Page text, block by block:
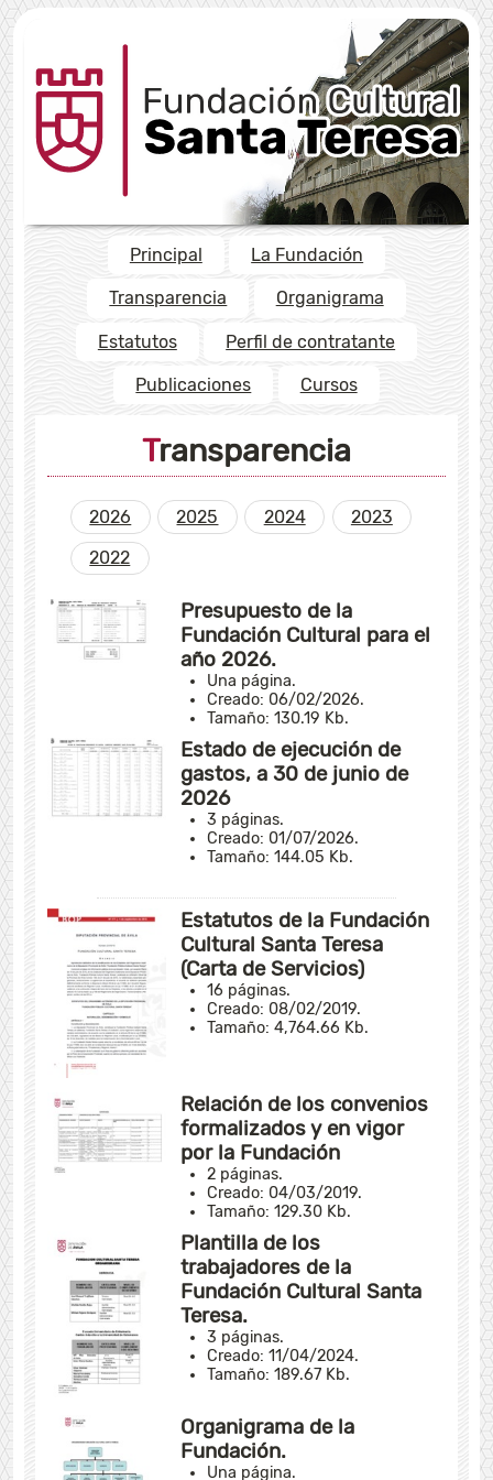
Principal La Fundación
Transparencia Organigrama
Estatutos Perfil de contratante
Publicaciones Cursos
Transparencia
2026 2025 2024
2023
2022
Presupuesto de la
Fundación Cultural para el
año 2026.
Una página.
Creado: 06/02/2026.
Tamaño: 130.19 Kb.
Estado de ejecución de
gastos, a 30 de junio de
2026
3 páginas.
Creado: 01/07/2026.
Tamaño: 144.05 Kb.
Estatutos de la Fundación
Cultural Santa Teresa
(Carta de Servicios)
16 páginas.
Creado: 08/02/2019.
Tamaño: 4,764.66 Kb.
Relación de los convenios
formalizados y en vigor
por la Fundación
2 páginas.
Creado: 04/03/2019.
Tamaño: 129.30 Kb.
Plantilla de los
trabajadores de la
Fundación Cultural Santa
Teresa.
3 páginas.
Creado: 11/04/2024.
Tamaño: 189.67 Kb.
Organigrama de la
Fundación.
Una página.